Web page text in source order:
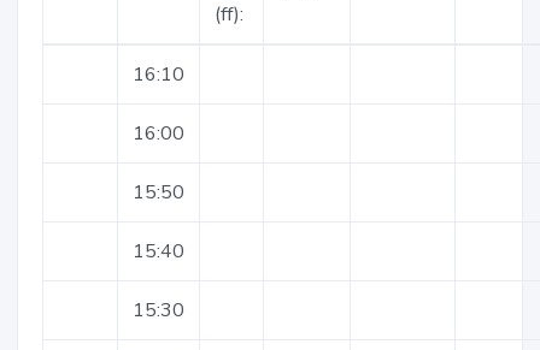
(ff):
16:10
16:00
15:50
15:40
15:30